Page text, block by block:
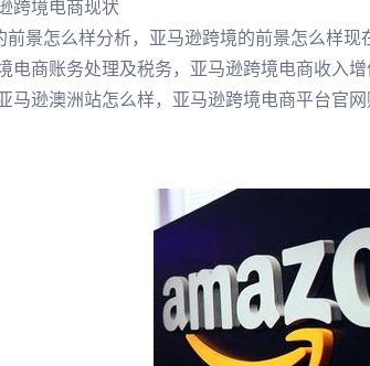
跨境电商现状
前景怎么样分析，亚马逊跨境的前景怎么样
电商账务处理及税务，亚马逊跨境电商收入
马逊澳洲站怎么样，亚马逊跨境电商平台官